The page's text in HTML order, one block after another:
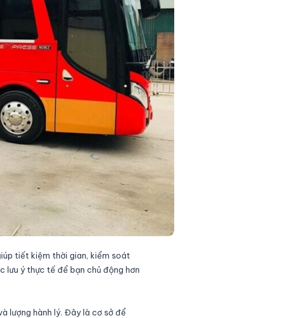
tiết kiệm thời gian, kiểm soát
lưu ý thực tế để bạn chủ động hơn
lượng hành lý. Đây là cơ sở để